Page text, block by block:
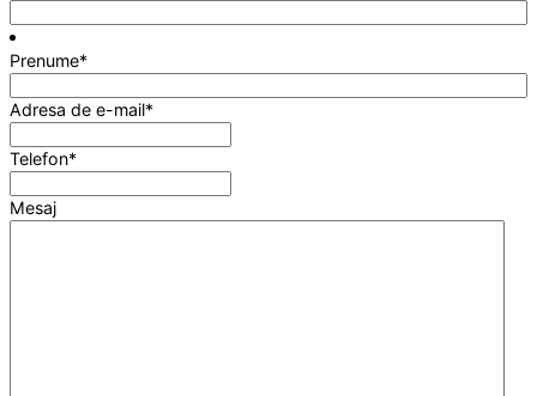
Prenume*
Adresa de e-mail*
Telefon*
Mesaj